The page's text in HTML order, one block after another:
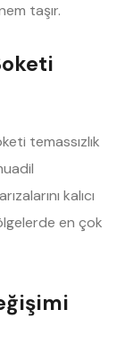
taşır.
temassızlık
kalıcı
en çok